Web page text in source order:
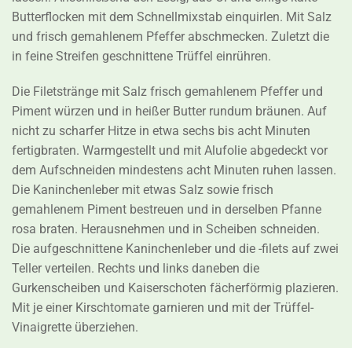
Butterflocken mit dem Schnellmixstab einquirlen. Mit Salz
und frisch gemahlenem Pfeffer abschmecken. Zuletzt die
in feine Streifen geschnittene Trüffel einrühren.
Die Filetstränge mit Salz frisch gemahlenem Pfeffer und
Piment würzen und in heißer Butter rundum bräunen. Auf
nicht zu scharfer Hitze in etwa sechs bis acht Minuten
fertigbraten. Warmgestellt und mit Alufolie abgedeckt vor
dem Aufschneiden mindestens acht Minuten ruhen lassen.
Die Kaninchenleber mit etwas Salz sowie frisch
gemahlenem Piment bestreuen und in derselben Pfanne
rosa braten. Herausnehmen und in Scheiben schneiden.
Die aufgeschnittene Kaninchenleber und die -filets auf zwei
Teller verteilen. Rechts und links daneben die
Gurkenscheiben und Kaiserschoten fächerförmig plazieren.
Mit je einer Kirschtomate garnieren und mit der Trüffel-
Vinaigrette überziehen.